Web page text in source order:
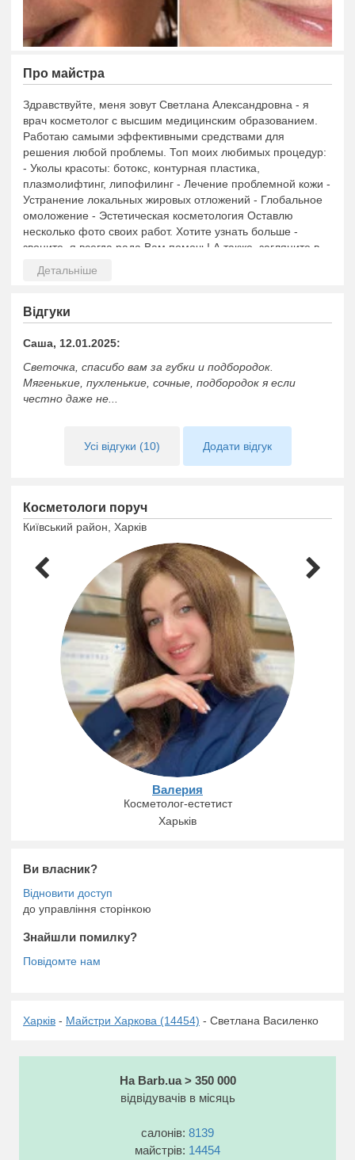
Про майстра
Здравствуйте, меня зовут Светлана Александровна - я
врач косметолог с высшим медицинским образованием.
Работаю самыми эффективными средствами для
решения любой проблемы. Топ моих любимых процедур:
- Уколы красоты: ботокс, контурная пластика,
плазмолифтинг, липофилинг - Лечение проблемной кожи -
Устранение локальных жировых отложений - Глобальное
омоложение - Эстетическая косметология Оставлю
несколько фото своих работ. Хотите узнать больше -
звоните, я всегда рада Вам помочь! А также, загляните в
на процедуры.
мессенджере
Відгуки
Саша, 12.01.2025:
Светочка, спасибо вам за губки и подбородок.
Мягенькие, пухленькие, сочные, подбородок я если
честно даже не...
Усі відгуки (10) Додати відгук
Косметологи поруч
Київський район, Харків
Валерия
Косметолог-естетист
Харьків
Ви власник?
до управління сторінкою
Знайшли помилку?
Харків - Майстри Харкова (14454) - Светлана Василенко
На Barb.ua > 350 000
відвідувачів в місяць
салонів: 8139
майстрів: 14454